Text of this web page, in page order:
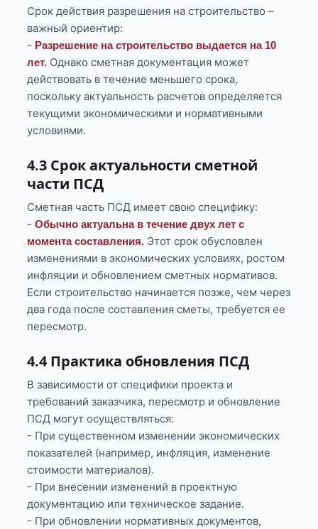
Срок действия разрешения на строительство –
важный ориентир:
- Разрешение на строительство выдается на 10
лет. Однако сметная документация может
действовать в течение меньшего срока,
поскольку актуальность расчетов определяется
текущими экономическими и нормативными
условиями.
4.3 Срок актуальности сметной
части ПСД
Сметная часть ПСД имеет свою специфику:
-Обычно актуальна в течение двух лет с
момента составления. Этот срок обусловлен
изменениями в экономических условиях, ростом
инфляции и обновлением сметных нормативов.
Если строительство начинается позже, чем через
два года после составления сметы, требуется ее
пересмотр.
4.4 Практика обновления ПСД
В зависимости от специфики проекта и
требований заказчика, пересмотр и обновление
ПСД могут осуществляться:
- При существенном изменении экономических
показателей (например, инфляция, изменение
стоимости материалов).
- При внесении изменений в проектную
документацию или техническое задание.
- При обновлении нормативных документов,